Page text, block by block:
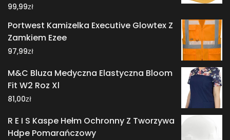
99,99zł
Portwest Kamizelka Executive Glowtex Z
Zamkiem Ezee
97,99zł
M&C Bluza Medyczna Elastyczna Bloom
Fit W2 Roz Xl
81,00zł
R E I S Kaspe Hełm Ochronny Z Tworzywa
Hdpe Pomarańczowy